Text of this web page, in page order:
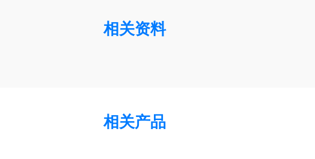
相关资料
相关产品